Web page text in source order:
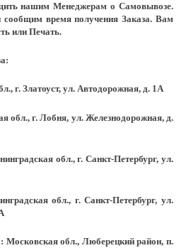
нашим Менеджерам о Самовывозе.
время получения Заказа. Вам
или Печать.
г. Златоуст, ул. Автодорожная, д. 1А
г. Лобня, ул. Железнодорожная, д.
обл., г. Санкт-Петербург, ул.
обл., г. Санкт-Петербург, ул.
обл., Люберецкий район, п.